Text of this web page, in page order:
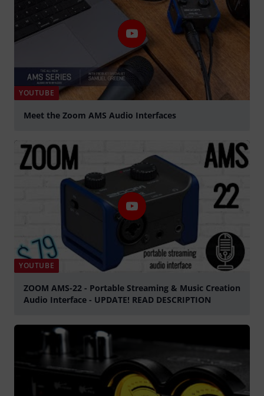
YOUTUBE
Meet the Zoom AMS Audio Interfaces
YOUTUBE
ZOOM AMS-22 - Portable Streaming & Music Creation
Audio Interface - UPDATE! READ DESCRIPTION